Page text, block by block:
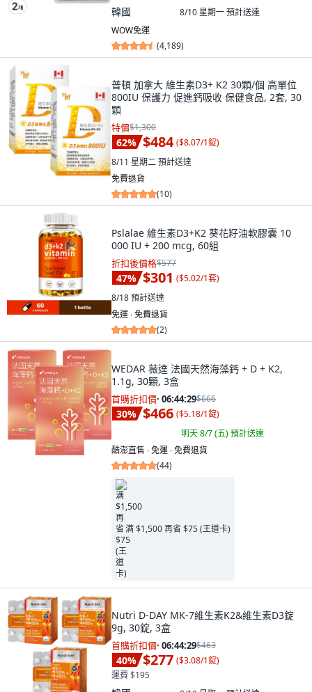
韓國 8/10 星期一預計送達
WOW免運
(4,189)
普頓 加拿大 維生素D3+ K2 30顆/個 高單位
800IU 保護力 促進鈣吸收 保健食品, 2套, 30
顆
特價$1,300
62% $484 ($8.07/1錠)
8/11 星期二預計送達
免費退貨
(10)
Pslalae 維生素D3+K2 葵花籽油軟膠囊 10
000 IU + 200 mcg, 60組
折扣後價格$577
47% $301 ($5.02/1套)
8/18預計送達
免運 ∙ 免費退貨
(2)
WEDAR 薇達 法國天然海藻鈣 + D + K2,
1.1g, 30顆, 3盒
首購折扣價· 06:44:28$666
30% $466 ($5.18/1錠)
明天 8/7 (五)預計送達
酷澎直售 ∙ 免運 ∙ 免費退貨
(44)
满 $1,500 再省 $75 (王道卡)
Nutri D-DAY MK-7維生素K2&維生素D3錠
9g, 30錠, 3盒
首購折扣價· 06:44:28$463
40% $277 ($3.08/1錠)
運費 $195